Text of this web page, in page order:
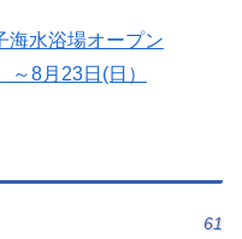
海水浴場オープン
8月23日(日）
61